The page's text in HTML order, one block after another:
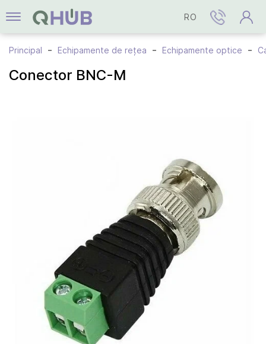
RO
Principal Echipamente de rețea Echipamente optice
Conector BNC-M